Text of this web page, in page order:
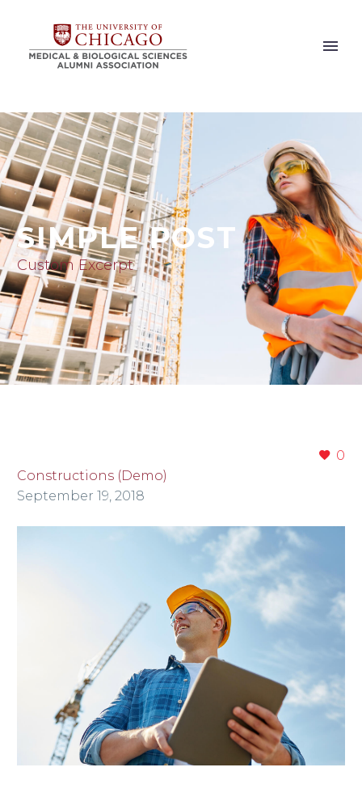
SIMPLE POST
Custom Excerpt
0
Constructions (Demo)
September 19, 2018